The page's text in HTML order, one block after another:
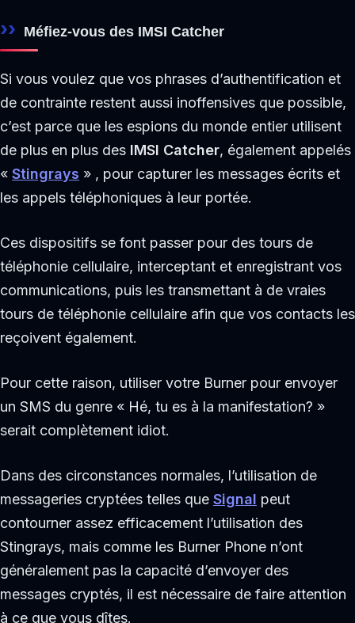
Méfiez-vous des IMSI Catcher
Si vous voulez que vos phrases d’authentification et
de contrainte restent aussi inoffensives que possible,
c’est parce que les espions du monde entier utilisent
de plus en plus des IMSI Catcher, également appelés
« Stingrays » , pour capturer les messages écrits et
les appels téléphoniques à leur portée.
Ces dispositifs se font passer pour des tours de
téléphonie cellulaire, interceptant et enregistrant vos
communications, puis les transmettant à de vraies
tours de téléphonie cellulaire afin que vos contacts les
reçoivent également.
Pour cette raison, utiliser votre Burner pour envoyer
un SMS du genre « Hé, tu es à la manifestation? »
serait complètement idiot.
Dans des circonstances normales, l’utilisation de
messageries cryptées telles que Signal peut
contourner assez efficacement l’utilisation des
Stingrays, mais comme les Burner Phone n’ont
généralement pas la capacité d’envoyer des
messages cryptés, il est nécessaire de faire attention
à ce que vous dîtes.